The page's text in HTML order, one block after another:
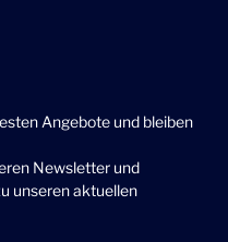
Angebote und bleiben
Newsletter und
unseren aktuellen